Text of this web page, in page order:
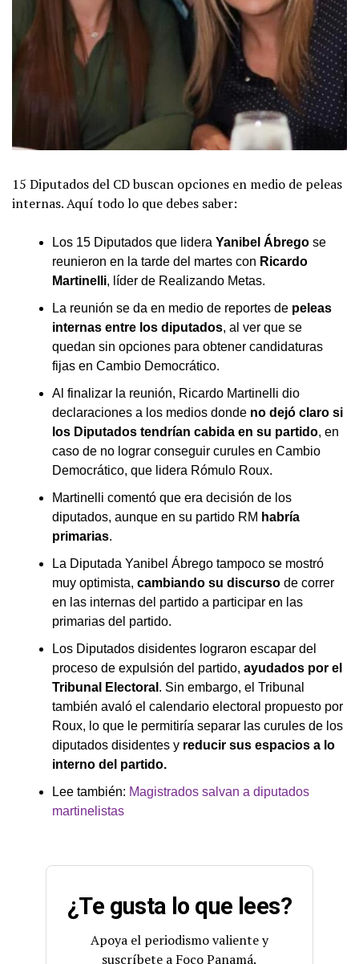
15 Diputados del CD buscan opciones en medio de peleas
internas. Aquí todo lo que debes saber:
Los 15 Diputados que lidera Yanibel Ábrego se
reunieron en la tarde del martes con Ricardo
Martinelli, líder de Realizando Metas.
La reunión se da en medio de reportes de peleas
internas entre los diputados, al ver que se
quedan sin opciones para obtener candidaturas
fijas en Cambio Democrático.
Al finalizar la reunión, Ricardo Martinelli dio
declaraciones a los medios donde no dejó claro si
los Diputados tendrían cabida en su partido, en
caso de no lograr conseguir curules en Cambio
Democrático, que lidera Rómulo Roux.
Martinelli comentó que era decisión de los
diputados, aunque en su partido RM habría
primarias.
La Diputada Yanibel Ábrego tampoco se mostró
muy optimista, cambiando su discurso de correr
en las internas del partido a participar en las
primarias del partido.
Los Diputados disidentes lograron escapar del
proceso de expulsión del partido, ayudados por el
Tribunal Electoral . Sin embargo, el Tribunal
también avaló el calendario electoral propuesto por
Roux, lo que le permitiría separar las curules de los
diputados disidentes y reducir sus espacios a lo
interno del partido.
Lee también: Magistrados salvan a diputados
martinelistas
¿Te gusta lo que lees?
Apoya el periodismo valiente y
suscríbete a Foco Panamá.